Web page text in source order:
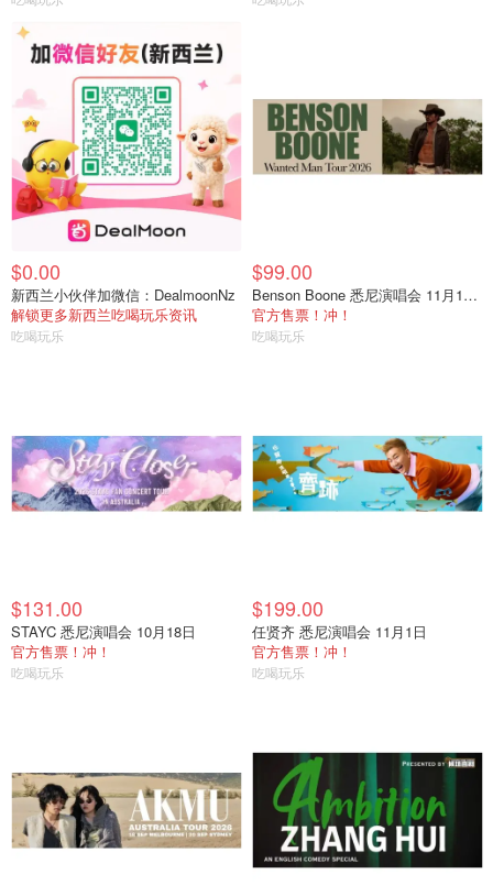
$0.00
新西兰小伙伴加微信：DealmoonNz
解锁更多新西兰吃喝玩乐资讯
吃喝玩乐
$99.00
Benson Boone 悉尼演唱会 11月17日
官方售票！冲！
吃喝玩乐
$131.00
STAYC 悉尼演唱会 10月18日
官方售票！冲！
吃喝玩乐
$199.00
任贤齐 悉尼演唱会 11月1日
官方售票！冲！
吃喝玩乐